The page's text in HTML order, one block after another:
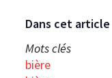
Dans cet article
Mots clés
bière